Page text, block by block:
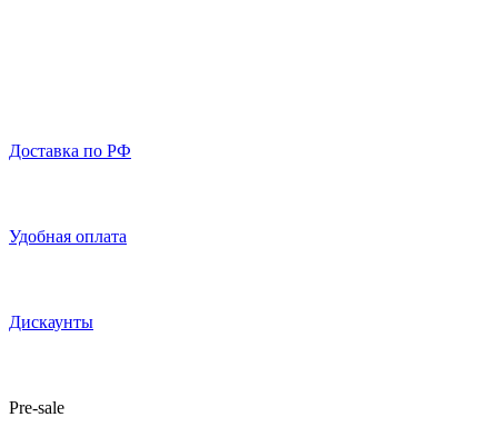
Доставка по РФ
Удобная оплата
Дискаунты
Pre-sale